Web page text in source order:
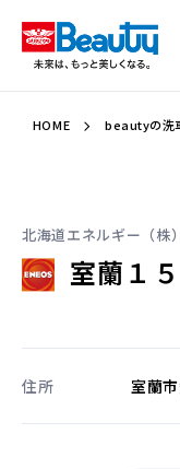
HOME beautyの洗
北海道エネルギー（
室蘭１
住所 室蘭